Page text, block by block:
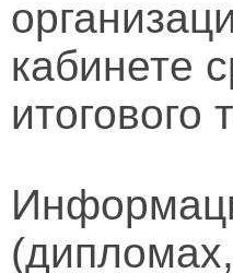
кабинете
итогового